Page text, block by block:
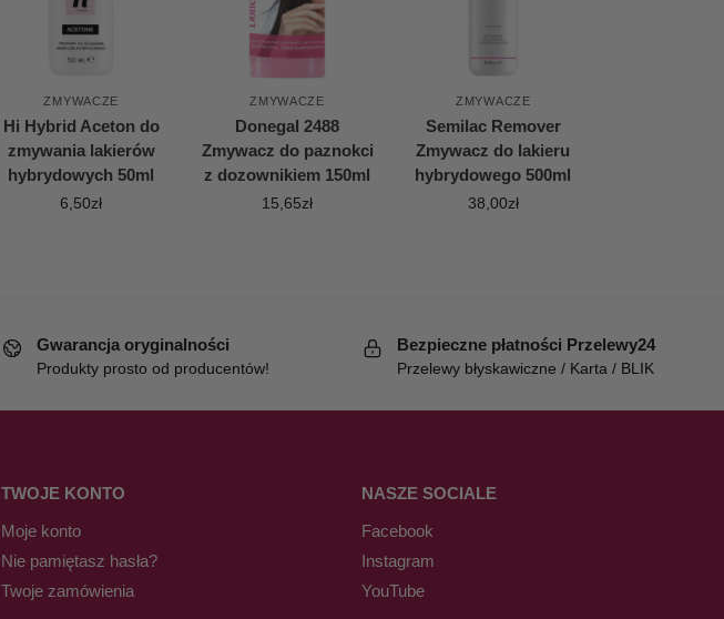
ZMYWACZE
Hi Hybrid Aceton do
zmywania lakierów
hybrydowych 50ml
6,50zł
ZMYWACZE
Donegal 2488
Zmywacz do paznokci
z dozownikiem 150ml
15,65zł
ZMYWACZE
Semilac Remover
Zmywacz do lakieru
hybrydowego 500ml
38,00zł
Gwarancja oryginalności
Produkty prosto od producentów!
Bezpieczne płatności Przelewy24
Przelewy błyskawiczne / Karta / BLIK
TWOJE KONTO
Moje konto
Nie pamiętasz hasła?
Twoje zamówienia
NASZE SOCIALE
Facebook
Instagram
YouTube